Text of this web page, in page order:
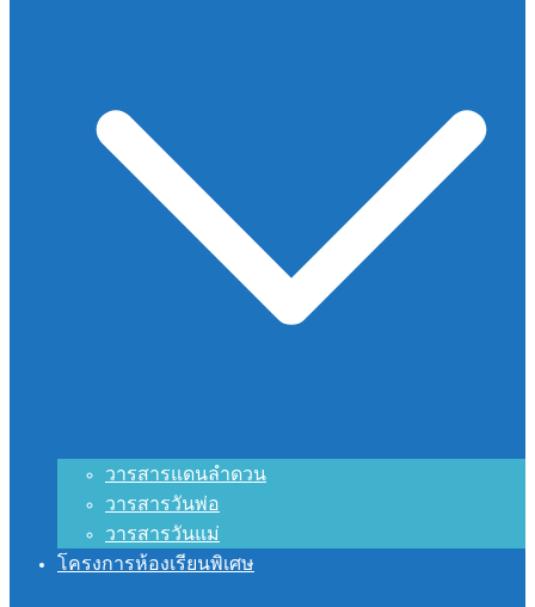
วารสารแดนลำดวน
วารสารวันพ่อ
วารสารวันแม่
โครงการห้องเรียนพิเศษ